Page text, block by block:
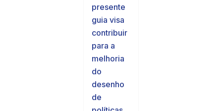
presente
guia visa
contribuir
para a
melhoria
do
desenho
de